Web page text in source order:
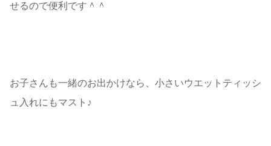
せるので便利です＾＾
お子さんも一緒のお出かけなら、小さいウエットティッシ
ュ入れにもマスト♪